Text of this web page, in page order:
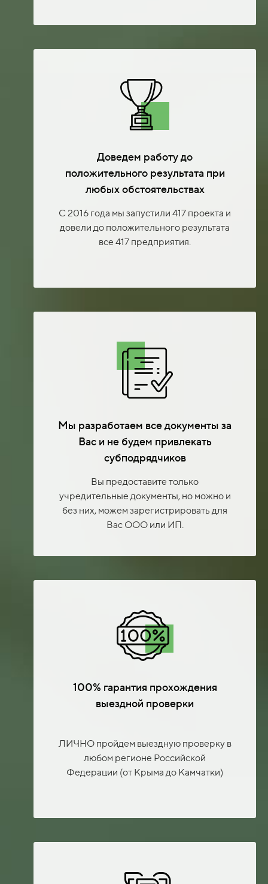
Доведем работу до
положительного результата при
любых обстоятельствах
С 2016 года мы запустили 417 проекта и
довели до положительного результата
все 417 предприятия.
Мы разработаем все документы за
Вас и не будем привлекать
субподрядчиков
Вы предоставите только
учредительные документы, но можно и
без них, можем зарегистрировать для
Вас ООО или ИП.
100% гарантия прохождения
выездной проверки
ЛИЧНО пройдем выездную проверку в
любом регионе Российской
Федерации (от Крыма до Камчатки)